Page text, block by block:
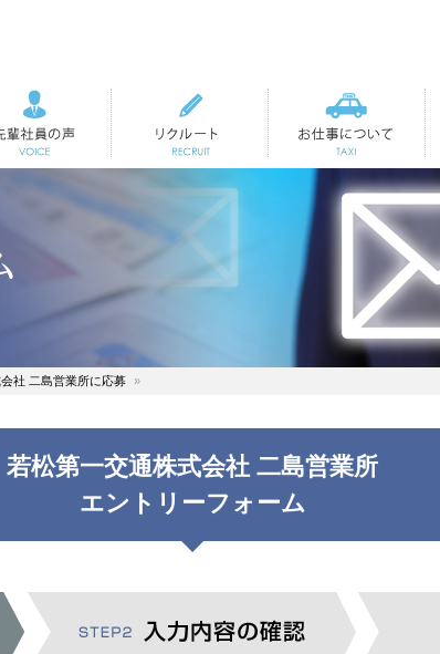
輩社員の声 リクルート お仕事について
社 二島営業所に応募
若松第一交通株式会社 二島営業所
エントリーフォーム